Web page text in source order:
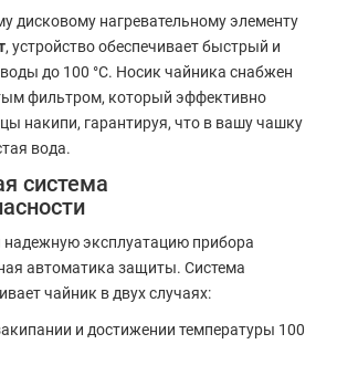
дисковому нагревательному элементу
, устройство обеспечивает быстрый и
до 100 °C. Носик чайника снабжен
фильтром, который эффективно
накипи, гарантируя, что в вашу чашку
вода.
система
надежную эксплуатацию прибора
автоматика защиты. Система
чайник в двух случаях:
и достижении температуры 100